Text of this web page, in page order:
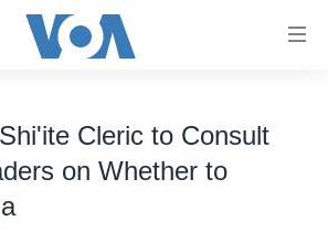
Cleric to Consult
on Whether to